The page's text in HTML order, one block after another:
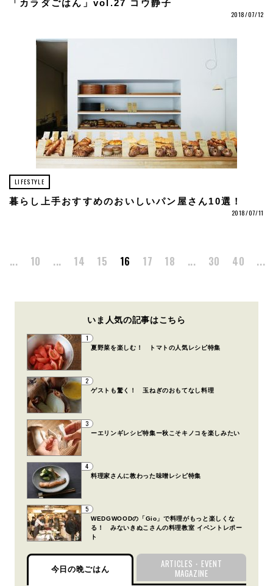
「カラダごはん」vol.27 コウ静子
2018/07/12
LIFESTYLE
暮らし上手おすすめのおいしいパン屋さん10選！
2018/07/11
... 10 ... 14 15 16 17 18 ... 30 40 ...
いま人気の記事はこちら
1
夏野菜を楽しむ！ トマトの人気レシピ特集
2
ゲストも驚く！ 玉ねぎのおもてなし料理
3
ーエリンギレシピ特集ー秋こそキノコを楽しみたい
4
料理家さんに教わった味噌レシピ特集
5
WEDGWOODの「Gio」で料理がもっと楽しくな
る！ みないきぬこさんの料理教室 イベントレポー
ト
今日の晩ごはん
ARTICLES・EVENT
MAGAZINE